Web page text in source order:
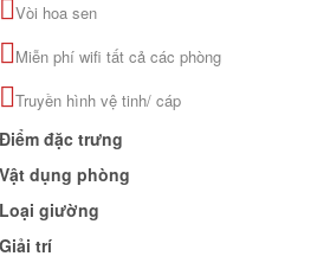
KHAI BÁO PHÒNG
Vòi hoa sen
Miễn phí wifi tất cả các phòng
Truyền hình vệ tinh/ cáp
Điểm đặc trưng
Vật dụng phòng
Loại giường
Giải trí